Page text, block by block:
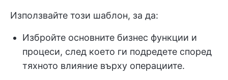
Използвайте този шаблон, за да:
Избройте основните бизнес функции и
процеси, след което ги подредете според
тяхното влияние върху операциите.